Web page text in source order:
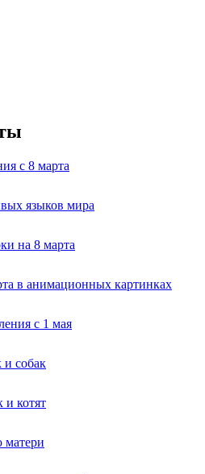
с 8 марта
языков мира
на 8 марта
в анимационных картинках
с 1 мая
и собак
котят
матери